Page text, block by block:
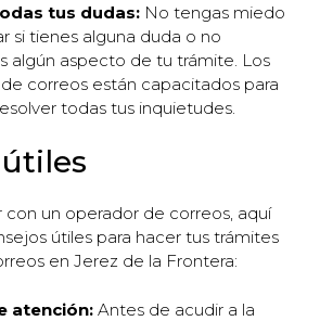
tus dudas: No tengas miedo
si tienes alguna duda o no
algún aspecto de tu trámite. Los
correos están capacitados para
todas tus inquietudes.
un operador de correos, aquí
útiles para hacer tus trámites
en Jerez de la Frontera:
atención: Antes de acudir a la